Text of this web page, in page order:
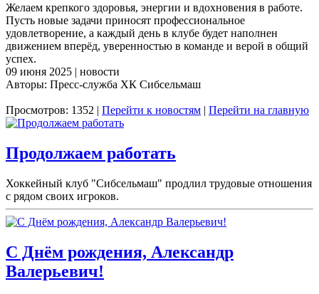
Желаем крепкого здоровья, энергии и вдохновения в работе.
Пусть новые задачи приносят профессиональное
удовлетворение, а каждый день в клубе будет наполнен
движением вперёд, уверенностью в команде и верой в общий
успех.
09 июня 2025 | новости
Авторы: Пресс-служба ХК Сибсельмаш
Просмотров: 1352 | Перейти к новостям | Перейти на главную
Продолжаем работать
Хоккейный клуб "Сибсельмаш" продлил трудовые отношения
с рядом своих игроков.
С Днём рождения, Александр
Валерьевич!